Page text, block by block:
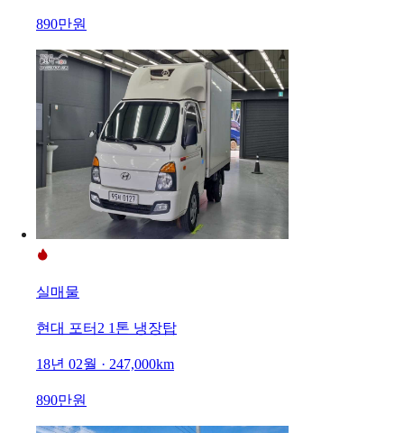
890만원
실매물
현대 포터2 1톤 냉장탑
18년 02월 · 247,000km
890만원